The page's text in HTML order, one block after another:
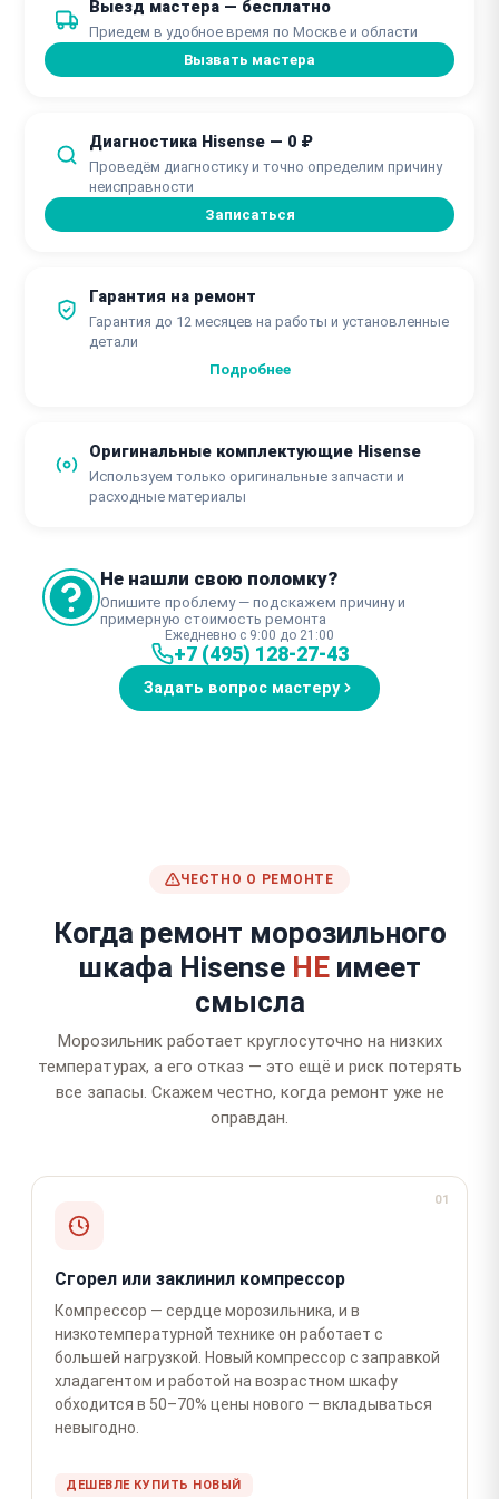
от 1 часаВыезд мастера — бесплатно
Приедем в удобное время по Москве и области
Вызвать мастера
Диагностика Hisense — 0 ₽
Проведём диагностику и точно определим причину
неисправности
Записаться
Гарантия на ремонт
Гарантия до 12 месяцев на работы и установленные
детали
Подробнее
Оригинальные комплектующие Hisense
Используем только оригинальные запчасти и
расходные материалы
Не нашли свою поломку?
Опишите проблему — подскажем причину и
примерную стоимость ремонта
Ежедневно с 9:00 до 21:00
+7 (495) 128-27-43
Задать вопрос мастеру
ЧЕСТНО О РЕМОНТЕ
Когда ремонт морозильного
шкафа Hisense НЕимеет
смысла
Морозильник работает круглосуточно на низких
температурах, а его отказ — это ещё и риск потерять
все запасы. Скажем честно, когда ремонт уже не
оправдан.
01
Сгорел или заклинил компрессор
Компрессор — сердце морозильника, и в
низкотемпературной технике он работает с
большей нагрузкой. Новый компрессор с заправкой
хладагентом и работой на возрастном шкафу
обходится в 50–70% цены нового — вкладываться
невыгодно.
ДЕШЕВЛЕ КУПИТЬ НОВЫЙ